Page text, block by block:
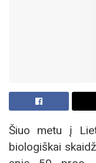
Šiuo metu į
biologiškai